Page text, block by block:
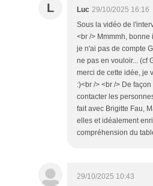
L Luc 29/10/2025 16:16
Sous la vidéo de
<br /> Mmmmh,
je n'ai pas de compte
ne pas en vouloir... (cf
merci de cette idée, je
:)<br /> <br /> De
contacter les
fait avec Brigitte Fau,
elles et idéalement
compréhension du
29/10/2025 10:43